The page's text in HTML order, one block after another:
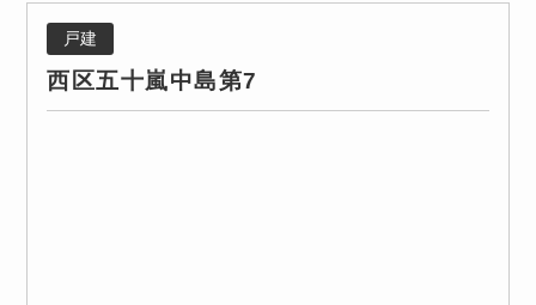
戸建
西区五十嵐中島第7